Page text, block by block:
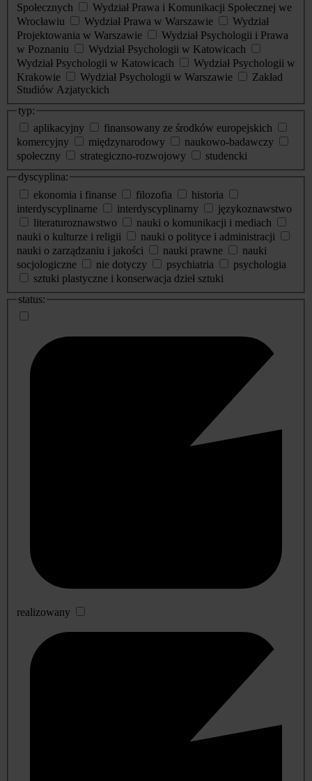
Społecznych
Wydział Prawa i Komunikacji Społecznej we
Wrocławiu
Wydział Prawa w Warszawie
Wydział
Projektowania w Warszawie
Wydział Psychologii i Prawa
w Poznaniu
Wydział Psychologii w Katowicach
Wydział Psychologii w Katowicach
Wydział Psychologii w
Krakowie
Wydział Psychologii w Warszawie
Zakład
Studiów Azjatyckich
typ:
aplikacyjny
finansowany ze środków europejskich
komercyjny
międzynarodowy
naukowo-badawczy
społeczny
strategiczno-rozwojowy
studencki
dyscyplina:
ekonomia i finanse
filozofia
historia
interdyscyplinarne
interdyscyplinarny
językoznawstwo
literaturoznawstwo
nauki o komunikacji i mediach
nauki o kulturze i religii
nauki o polityce i administracji
nauki o zarządzaniu i jakości
nauki prawne
nauki
socjologiczne
nie dotyczy psychiatria
psychologia
sztuki plastyczne i konserwacja dzieł sztuki
status:
realizowany